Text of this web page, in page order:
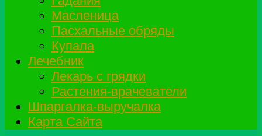
Масленица
Пасхальные обряды
Купала
Лечебник
Лекарь с грядки
Растения-врачеватели
Шпаргалка-выручалка
Карта Сайта